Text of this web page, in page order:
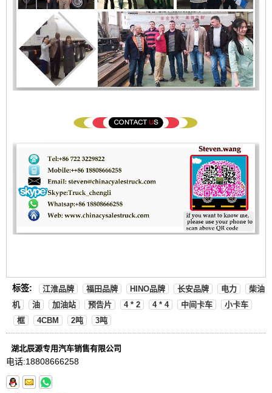
标签: 江淮品牌 福田品牌 HINO品牌 长安品牌 电力
柴油
机
油 加油站 预告片 4 * 2 4 * 4 中间卡车
小卡车
框
4CBM 2吨 3吨
湖北辰源专用汽车销售有限公司
电话:18808666258